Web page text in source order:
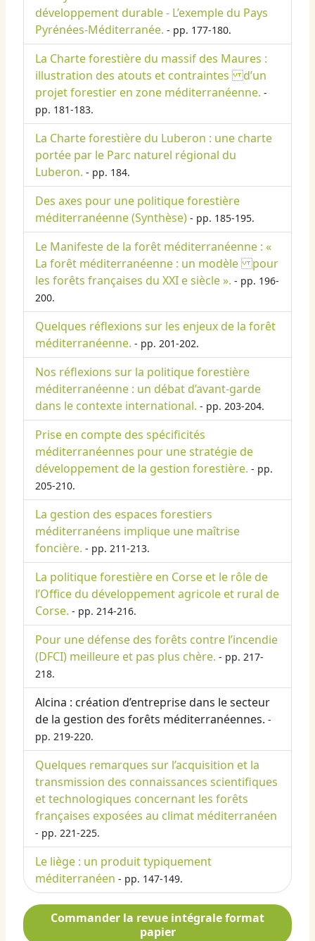
développement durable - L’exemple du Pays
Pyrénées-Méditerranée. - pp. 177-180.
La Charte forestière du massif des Maures :
illustration des atouts et contraintes d’un
projet forestier en zone méditerranéenne. -
pp. 181-183.
La Charte forestière du Luberon : une charte
portée par le Parc naturel régional du
Luberon. - pp. 184.
Des axes pour une politique forestière
méditerranéenne (Synthèse) - pp. 185-195.
Le Manifeste de la forêt méditerranéenne : «
La forêt méditerranéenne : un modèle pour
les forêts françaises du XXI e siècle ». - pp. 196-
200.
Quelques réflexions sur les enjeux de la forêt
méditerranéenne. - pp. 201-202.
Nos réflexions sur la politique forestière
méditerranéenne : un débat d’avant-garde
dans le contexte international. - pp. 203-204.
Prise en compte des spécificités
méditerranéennes pour une stratégie de
développement de la gestion forestière. - pp.
205-210.
La gestion des espaces forestiers
méditerranéens implique une maîtrise
foncière. - pp. 211-213.
La politique forestière en Corse et le rôle de
l’Office du développement agricole et rural de
Corse. - pp. 214-216.
Pour une défense des forêts contre l’incendie
(DFCI) meilleure et pas plus chère. - pp. 217-
218.
Alcina : création d’entreprise dans le secteur
de la gestion des forêts méditerranéennes. -
pp. 219-220.
Quelques remarques sur l’acquisition et la
transmission des connaissances scientifiques
et technologiques concernant les forêts
françaises exposées au climat méditerranéen
- pp. 221-225.
Le liège : un produit typiquement
méditerranéen - pp. 147-149.
Commander la revue intégrale format
papier